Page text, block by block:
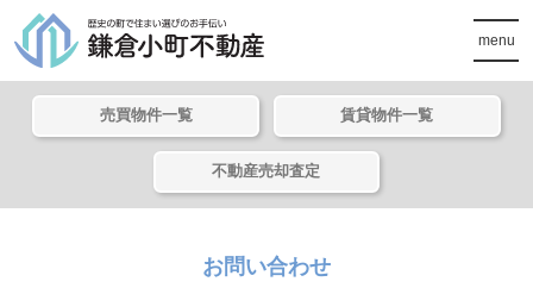
menu
売買物件一覧 賃貸物件一覧
不動産売却査定
お問い合わせ